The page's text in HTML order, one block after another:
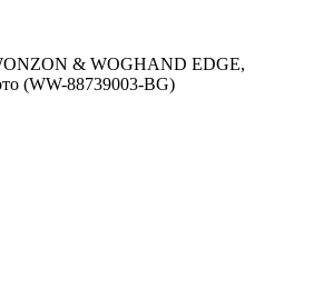
& WOGHAND EDGE,
(WW-88739003-BG)